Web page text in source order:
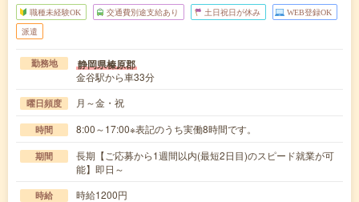
職種未経験OK 交通費別途支給あり 土日祝日が休み WEB登録OK
派遣
勤務地 静岡県榛原郡
金谷駅から車33分
曜日頻度 月～金・祝
時間 8:00～17:00※表記のうち実働8時間です。
期間
長期【ご応募から1週間以内(最短2日目)のスピード就業が可
能】即日～
時給 時給1200円